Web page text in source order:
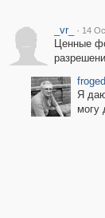
_vr_ · 14
Ценные
Я
могу